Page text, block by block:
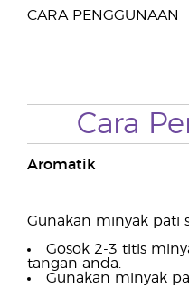
CARA PENGGUNAAN
Cara
Aromatik
Gunakan minyak pati
Gosok 2-3 titis
tangan anda.
Gunakan minyak